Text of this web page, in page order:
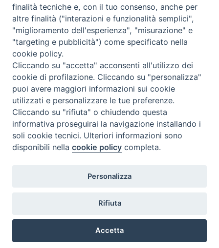
Contatti & Info
C.ne Aurelia, 50 – 00165 Roma
Contatti
Scrivi a: cnvf@chiesacattolica.it
finalità tecniche e, con il tuo consenso, anche per
altre finalità ("interazioni e funzionalità semplici",
"miglioramento dell'esperienza", "misurazione" e
"targeting e pubblicità") come specificato nella
cookie policy.
Cliccando su "accetta" acconsenti all'utilizzo dei
cookie di profilazione. Cliccando su "personalizza"
puoi avere maggiori informazioni sui cookie
utilizzati e personalizzare le tue preferenze.
Cliccando su "rifiuta" o chiudendo questa
informativa proseguirai la navigazione installando i
soli cookie tecnici. Ulteriori informazioni sono
disponibili nellacookie policy completa.
Personalizza
Rifiuta
Accetta